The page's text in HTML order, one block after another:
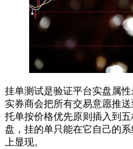
挂单测试是验证平台实盘属
实券商会把所有交易意愿推
托单按价格优先原则插入到
盘，挂的单只能在它自己的
上显现。